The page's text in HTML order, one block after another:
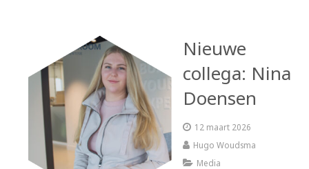
Nieuwe
collega: Nina
Doensen
12 maart 2026
Hugo Woudsma
Media